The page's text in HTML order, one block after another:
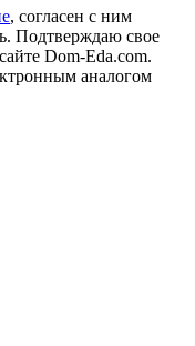
, согласен с ним
Подтверждаю свое
Dom-Eda.com.
аналогом